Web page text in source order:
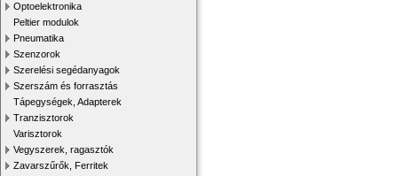
Optoelektronika
Peltier modulok
Pneumatika
Szenzorok
Szerelési segédanyagok
Szerszám és forrasztás
Tápegységek, Adapterek
Tranzisztorok
Varisztorok
Vegyszerek, ragasztók
Zavarszűrők, Ferritek